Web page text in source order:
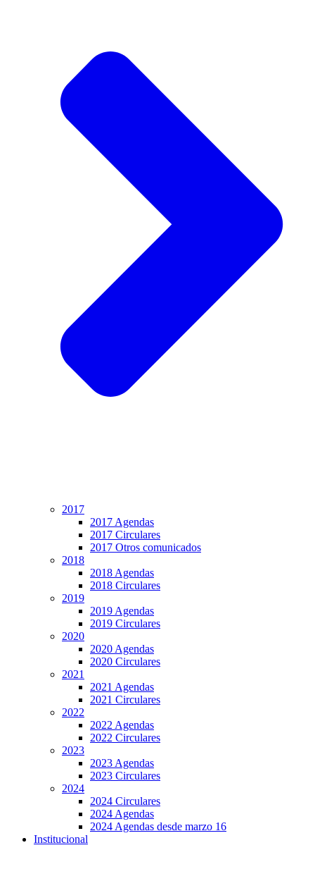
2017
2017 Agendas
2017 Circulares
2017 Otros comunicados
2018
2018 Agendas
2018 Circulares
2019
2019 Agendas
2019 Circulares
2020
2020 Agendas
2020 Circulares
2021
2021 Agendas
2021 Circulares
2022
2022 Agendas
2022 Circulares
2023
2023 Agendas
2023 Circulares
2024
2024 Circulares
2024 Agendas
2024 Agendas desde marzo 16
Institucional